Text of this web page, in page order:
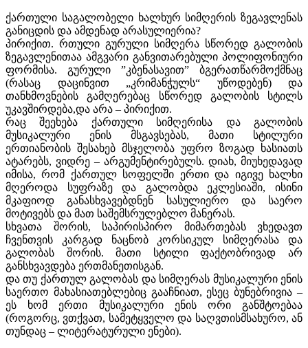
ქართული საგალობელი ხალხურ სიმღერის ზეგავლენას
განიცდის და ამდენად არასულიერია?
პირიქით. რთული გურული სიმღერა სწორედ გალობის
ზეგავლენითაა ამგვარი განვითარებული პოლიფონიური
ფორმისა. გურული ”კბენასავით” ბგერათწარმოქმნაც
(რასაც დაცინვით „კრიმანჭულს“ უწოდებენ) და
თანხმოვნების გამღერებაც სწორედ გალობის სტილს
უკავშირდება,და არა – პირიქით.
რაც შეეხება ქართული სიმღერისა და გალობის
მუსიკალური ენის მსგავსებას, მათი სტილური
ერთიანობის შესახებ მსჯელობა უფრო ზოგად ხასიათს
ატარებს, ვიდრე – არგუმენტირებულს. დიახ, მიუხედავად
იმისა, რომ ქართულ სოფელში ერთი და იგივე ხალხი
მღეროდა სუფრაზე და გალობდა ეკლესიაში, ისინი
მკაფიოდ განასხვავებდნენ სასულიერო და საერო
მოტივებს და მათ საშემსრულებლო მანერას.
სხვათა შორის, საპირისპირო მიმართებას ვხედავთ
ჩვენთვის კარგად ნაცნობ კორსიკულ სიმღერასა და
გალობას შორის. მათი სტილი ფაქტობრივად არ
განსხვავდება ერთმანეთისგან.
და თუ ქართულ გალობას და სიმღერას მუსიკალური ენის
საერთო მახასიათებლებიც გააჩნიათ, ესეც ბუნებრივია –
ეს ხომ ერთი მუსიკალური ენის ორი განშტოებაა
(როგორც, ვთქვათ, სამეტყველო და საღვთისმსახურო, ან
თუნდაც – ლიტერატურული ენები).